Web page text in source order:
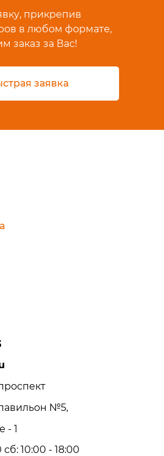
прикрепив
в любом формате,
заказ за Вас!
заявка
№5,
- 1
10:00 - 18:00